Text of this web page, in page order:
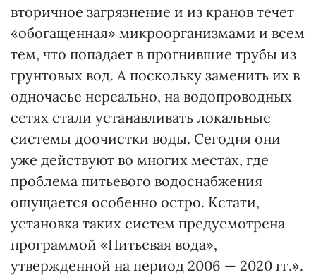
вторичное загрязнение и из кранов течет
«обогащенная» мик­роорганизмами и всем
тем, что попадает в прогнившие трубы из
грунтовых вод. А поскольку заменить их в
одночасье нереально, на водопроводных
сетях стали устанавливать локальные
системы доочистки воды. Сегодня они
уже действуют во многих мес­тах, где
проблема питьевого водоснабжения
ощущается особенно остро. Кстати,
установка таких систем предусмотрена
программой «Питьевая вода»,
утвержденной на период 2006 — 2020 гг.».